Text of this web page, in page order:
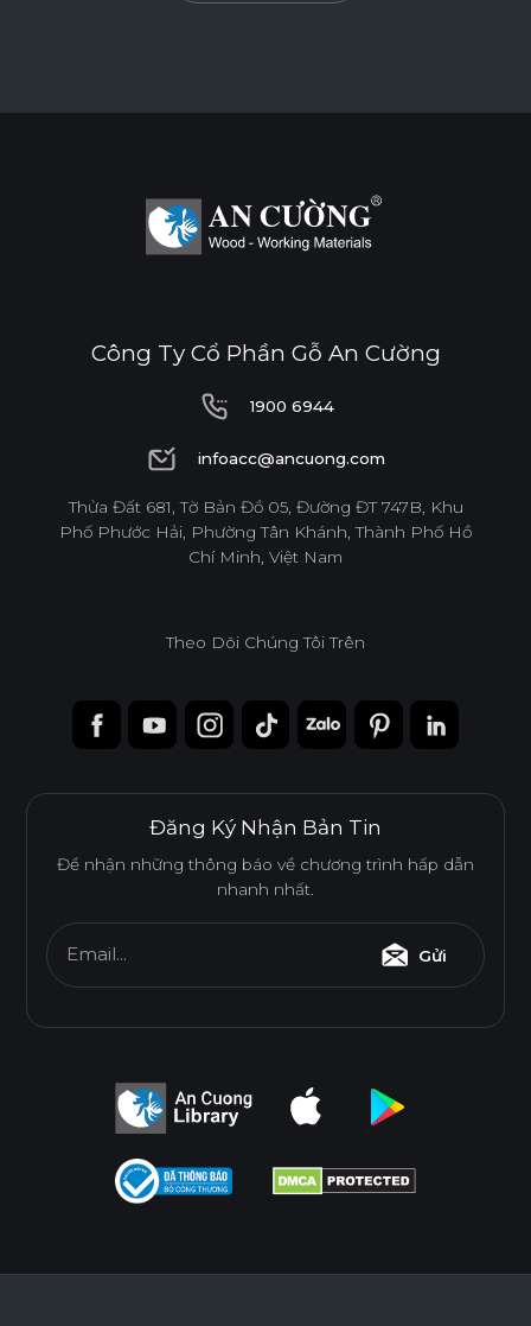
Công Ty Cổ Phần Gỗ An Cường
1900 6944
1900 6944
infoacc@ancuong.com
infoacc@ancuong.com
Thửa Đất 681, Tờ Bản Đồ 05, Đường ĐT 747B, Khu
Phố Phước Hải, Phường Tân Khánh, Thành Phố Hồ
Chí Minh, Việt Nam
Theo Dõi Chúng Tôi Trên
Đăng Ký Nhận Bản Tin
Để nhận những thông báo về chương trình hấp dẫn
nhanh nhất.
Email... Gửi